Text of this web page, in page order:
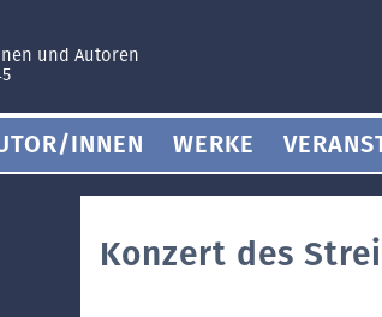
und Autoren
INNEN WERKE
Konzert des